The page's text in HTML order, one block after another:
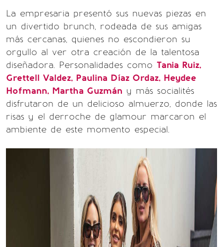
La empresaria presentó sus nuevas piezas en
un divertido brunch, rodeada de sus amigas
más cercanas, quienes no escondieron su
orgullo al ver otra creación de la talentosa
diseñadora. Personalidades como Tania Ruiz,
Grettell Valdez, Paulina Díaz Ordaz, Heydee
Hofmann, Martha Guzmán y más socialités
disfrutaron de un delicioso almuerzo, donde las
risas y el derroche de glamour marcaron el
ambiente de este momento especial.